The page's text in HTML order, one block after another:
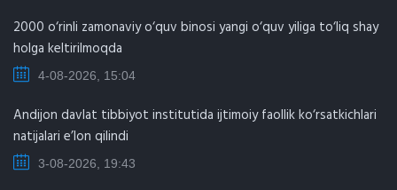
2000 o‘rinli zamonaviy o‘quv binosi yangi o‘quv yiliga to‘liq shay
holga keltirilmoqda
4-08-2026, 15:04
Andijon davlat tibbiyot institutida ijtimoiy faollik ko‘rsatkichlari
natijalari e’lon qilindi
3-08-2026, 19:43